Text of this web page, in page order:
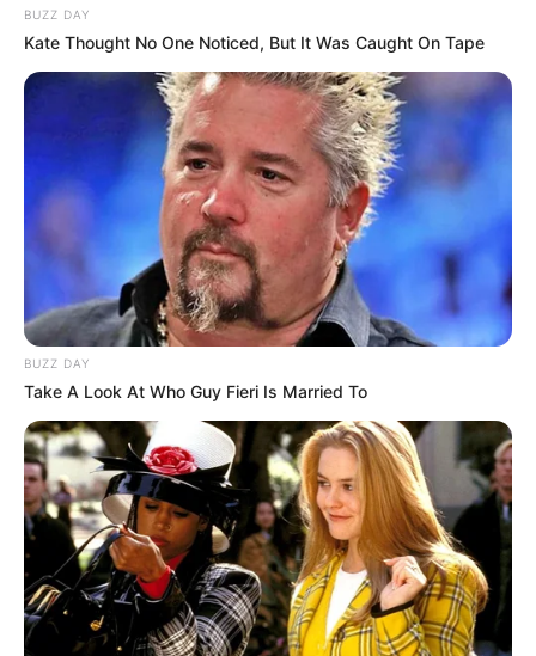
(foto: instagram/audreyffreal)
5. Dirinya kala memberikan make up tutorial di sebuah
stasiun televisi
BUZZ DAY
Kate Thought No One Noticed, But It Was Caught On Tape
BUZZ DAY
Take A Look At Who Guy Fieri Is Married To